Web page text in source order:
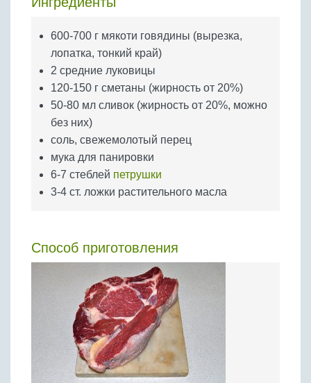
Бобовые
Крупы
600-700 г мякоти говядины (вырезка,
лопатка, тонкий край)
2 средние луковицы
120-150 г сметаны (жирность от 20%)
50-80 мл сливок (жирность от 20%, можно
без них)
соль, свежемолотый перец
мука для панировки
6-7 стеблей петрушки
3-4 ст. ложки растительного масла
Способ приготовления